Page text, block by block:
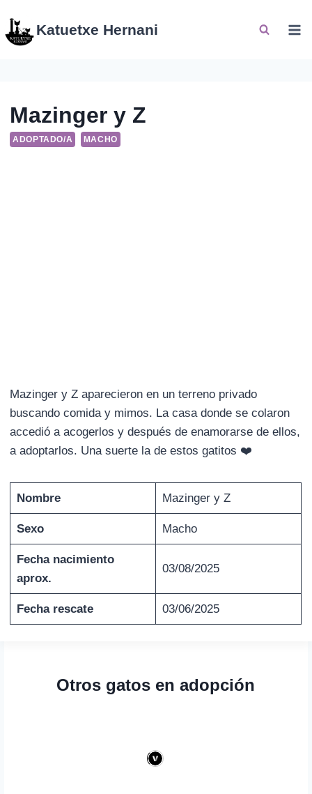
contenido
Katuetxe Hernani
Mazinger y Z
ADOPTADO/A MACHO
Mazinger y Z aparecieron en un terreno privado
buscando comida y mimos. La casa donde se colaron
accedió a acogerlos y después de enamorarse de ellos,
a adoptarlos. Una suerte la de estos gatitos ❤️
Nombre Mazinger y Z
Sexo Macho
Fecha nacimiento
aprox.
03/08/2025
Fecha rescate 03/06/2025
Otros gatos en adopción